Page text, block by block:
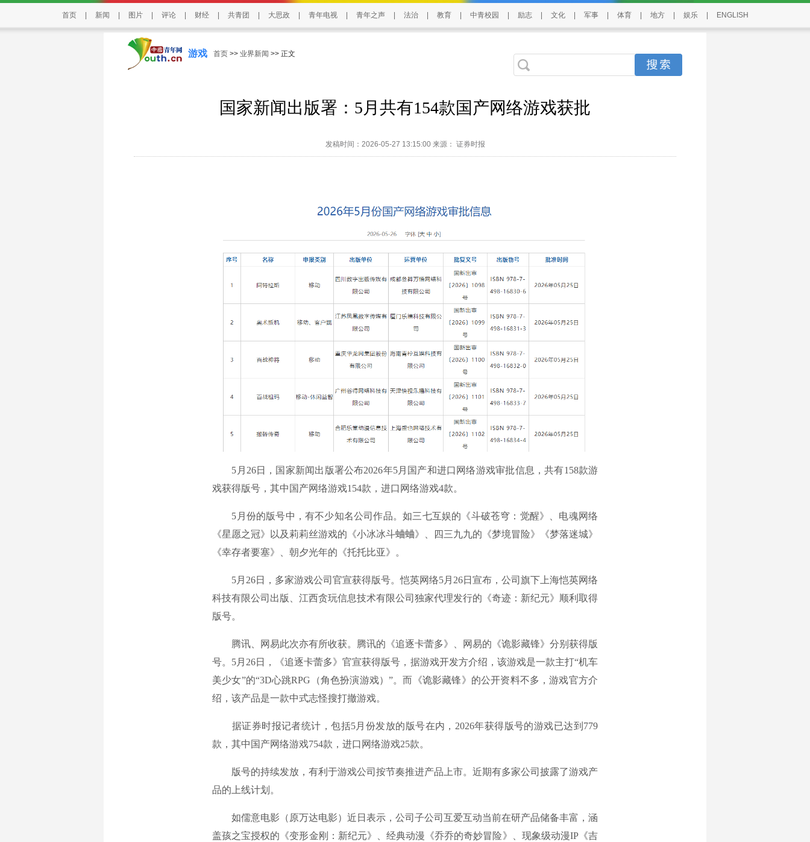
首页 新闻 图片 评论 财经 共青团 大思政 青年电视 青年之声 法治 教育 中青校园 励志 文化 军事 体育 地方 娱乐 ENGLISH
游戏 首页 >> 业界新闻 >> 正文
国家新闻出版署：5月共有154款国产网络游戏获批
发稿时间：2026-05-27 13:15:00 来源： 证券时报
5月26日，国家新闻出版署公布2026年5月国产和进口网络游戏审批信息，共有158款游
戏获得版号，其中国产网络游戏154款，进口网络游戏4款。
5月份的版号中，有不少知名公司作品。如三七互娱的《斗破苍穹：觉醒》、电魂网络
《星愿之冠》以及莉莉丝游戏的《小冰冰斗蛐蛐》、四三九九的《梦境冒险》《梦落迷城》
《幸存者要塞》、朝夕光年的《托托比亚》。
5月26日，多家游戏公司官宣获得版号。恺英网络5月26日宣布，公司旗下上海恺英网络
科技有限公司出版、江西贪玩信息技术有限公司独家代理发行的《奇迹：新纪元》顺利取得
版号。
腾讯、网易此次亦有所收获。腾讯的《追逐卡蕾多》、网易的《诡影藏锋》分别获得版
号。5月26日，《追逐卡蕾多》官宣获得版号，据游戏开发方介绍，该游戏是一款主打“机车
美少女”的“3D心跳RPG（角色扮演游戏）”。而《诡影藏锋》的公开资料不多，游戏官方介
绍，该产品是一款中式志怪搜打撤游戏。
据证券时报记者统计，包括5月份发放的版号在内，2026年获得版号的游戏已达到779
款，其中国产网络游戏754款，进口网络游戏25款。
版号的持续发放，有利于游戏公司按节奏推进产品上市。近期有多家公司披露了游戏产
品的上线计划。
如儒意电影（原万达电影）近日表示，公司子公司互爱互动当前在研产品储备丰富，涵
盖孩之宝授权的《变形金刚：新纪元》、经典动漫《乔乔的奇妙冒险》、现象级动漫IP《吉